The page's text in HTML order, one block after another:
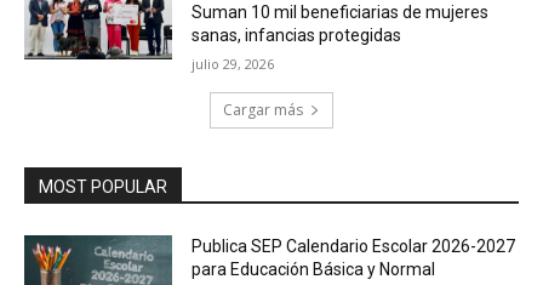
Suman 10 mil beneficiarias de mujeres
sanas, infancias protegidas
julio 29, 2026
Cargar más
MOST POPULAR
Publica SEP Calendario Escolar 2026-2027
para Educación Básica y Normal